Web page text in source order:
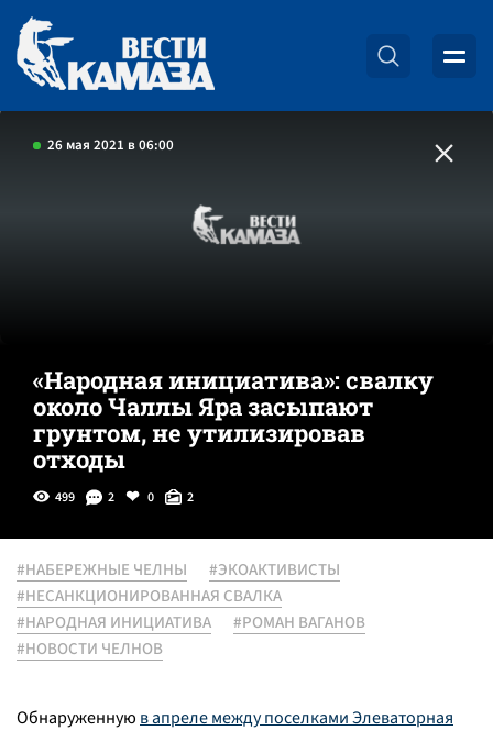
26 мая 2021 в 06:00
«Народная инициатива»: свалку
около Чаллы Яра засыпают
грунтом, не утилизировав
отходы
499 2 0 2
#НАБЕРЕЖНЫЕ ЧЕЛНЫ
#ЭКОАКТИВИСТЫ
#НЕСАНКЦИОНИРОВАННАЯ СВАЛКА
#НАРОДНАЯ ИНИЦИАТИВА
#РОМАН ВАГАНОВ
#НОВОСТИ ЧЕЛНОВ
Обнаруженную в апреле между поселками Элеваторная